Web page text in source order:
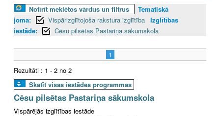
Notīrīt meklētos vārdus un filtrus
Tematiskā
joma:
Vispārizglītojoša rakstura izglītība Izglītības
iestāde:
Cēsu pilsētas Pastariņa sākumskola
1
Rezultāti : 1 - 2 no 2
Skatīt visas iestādes programmas
Cēsu pilsētas Pastariņa sākumskola
Vispārējās izglītības iestāde